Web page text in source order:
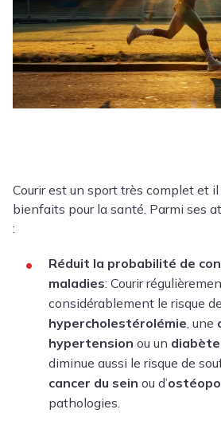
Courir est un sport très complet et
bienfaits pour la santé. Parmi ses
:
Réduit la probabilité de
maladies: Courir
considérablement le risque
hypercholestérolémie , une
hypertension ou un diabète
diminue aussi le risque de
cancer du sein ou d’
pathologies.